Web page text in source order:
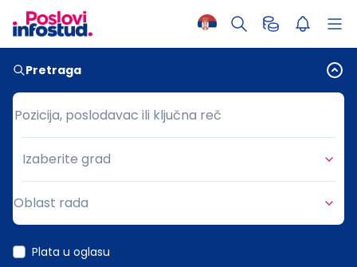
Pretraga
Pozicija, poslodavac ili ključna reč
Pozicija, poslodavac ili ključna reč
Grad
Izaberite grad
Oblast rada
Plata u oglasu